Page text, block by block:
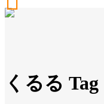
くるる Tag